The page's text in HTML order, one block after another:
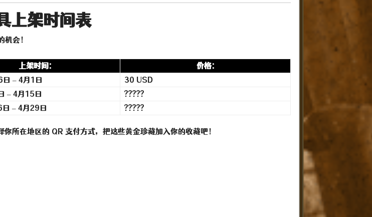
上架时间表
会！
上架时间:
价格:
– 4月1日
30 USD
– 4月15日
?????
– 4月29日 ?????
所在地区的 QR 支付方式，把这些黄金珍藏加入你的收藏吧！